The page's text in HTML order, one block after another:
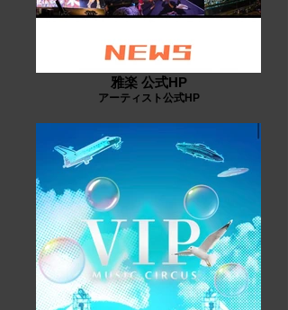
雅楽 公式HP
アーティスト公式HP